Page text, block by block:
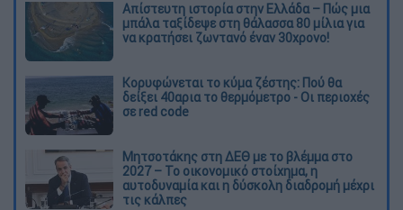
Απίστευτη ιστορία στην Ελλάδα – Πώς μια
μπάλα ταξίδεψε στη θάλασσα 80 μίλια για
να κρατήσει ζωντανό έναν 30χρονο!
Κορυφώνεται το κύμα ζέστης: Πού θα
δείξει 40αρια το θερμόμετρο - Οι περιοχές
σε red code
Μητσοτάκης στη ΔΕΘ με το βλέμμα στο
2027 – Το οικονομικό στοίχημα, η
αυτοδυναμία και η δύσκολη διαδρομή μέχρι
τις κάλπες